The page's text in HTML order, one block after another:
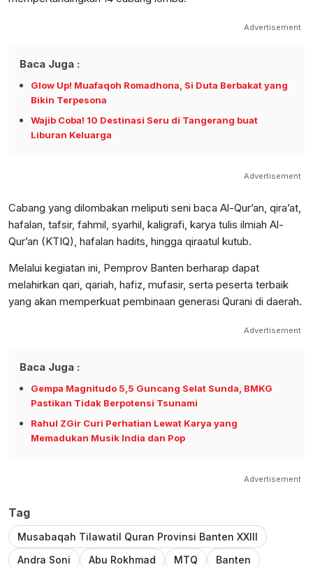
Advertisement
Baca Juga :
Glow Up! Muafaqoh Romadhona, Si Duta Berbakat yang
Bikin Terpesona
Wajib Coba! 10 Destinasi Seru di Tangerang buat
Liburan Keluarga
Advertisement
Cabang yang dilombakan meliputi seni baca Al-Qur’an, qira’at,
hafalan, tafsir, fahmil, syarhil, kaligrafi, karya tulis ilmiah Al-
Qur’an (KTIQ), hafalan hadits, hingga qiraatul kutub.
Melalui kegiatan ini, Pemprov Banten berharap dapat
melahirkan qari, qariah, hafiz, mufasir, serta peserta terbaik
yang akan memperkuat pembinaan generasi Qurani di daerah.
Advertisement
Baca Juga :
Gempa Magnitudo 5,5 Guncang Selat Sunda, BMKG
Pastikan Tidak Berpotensi Tsunami
Rahul ZGir Curi Perhatian Lewat Karya yang
Memadukan Musik India dan Pop
Advertisement
Tag
Musabaqah Tilawatil Quran Provinsi Banten XXIII
Andra Soni
Abu Rokhmad MTQ
Banten